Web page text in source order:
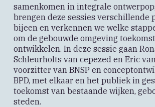
samenkomen in integrale
brengen deze sessies verschillende
bijeen en verkennen we welke
om de gebouwde omgeving
ontwikkelen. In deze sessie gaan
Schleurholts van cepezed en Eric
voorzitter van BNSP en
BPD, met elkaar en het publiek in
toekomst van bestaande wijken,
steden.